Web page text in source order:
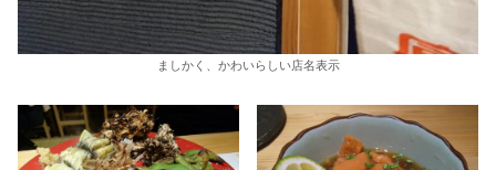
ましかく、かわいらしい店名表示